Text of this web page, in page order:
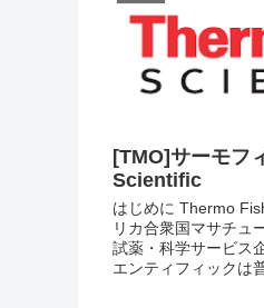
[TMO]サーモフ
Scientific
はじめに Thermo
リカ合衆国マサチュ
試薬・科学サービス
エンティフィックは